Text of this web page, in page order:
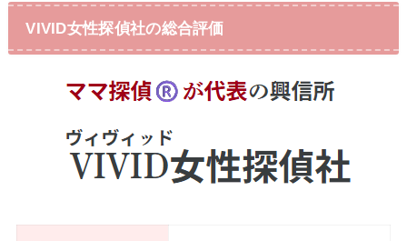
VIVID女性探偵社の総合評価